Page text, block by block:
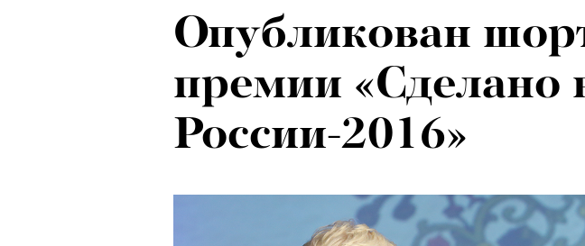
Опубликован
премии «Сделано
России-2016»